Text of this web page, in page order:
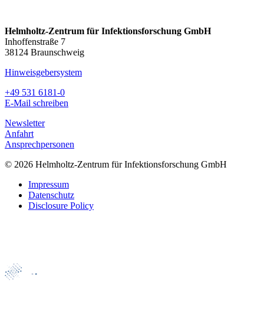
Helmholtz-Zentrum für Infektionsforschung GmbH
Inhoffenstraße 7
38124 Braunschweig
Hinweisgebersystem
+49 531 6181-0
E-Mail schreiben
Newsletter
Anfahrt
Ansprechpersonen
© 2026 Helmholtz-Zentrum für Infektionsforschung GmbH
Impressum
Datenschutz
Disclosure Policy